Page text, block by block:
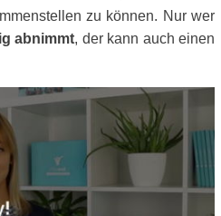
zu können. Nur wer
abnimmt, der kann auch einen